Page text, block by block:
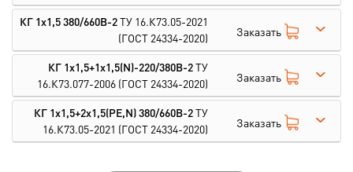
КГ 1х1,5 380/660В-2ТУ 16.К73.05-2021
(ГОСТ 24334-2020)
Заказать
КГ 1х1,5+1х1,5(N)-220/380В-2ТУ
16.К73.077-2006 (ГОСТ 24334-2020) Заказать
КГ 1х1,5+2х1,5(PE,N) 380/660В-2ТУ
16.К73.05-2021 (ГОСТ 24334-2020) Заказать